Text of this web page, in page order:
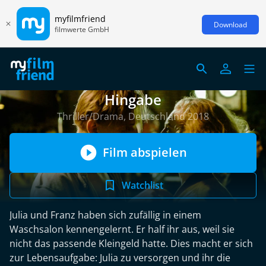
myfilmfriend
filmwerte GmbH Download
Hingabe
Thriller/Drama, Deutschland 2018
Film abspielen
Watchlist
Julia und Franz haben sich zufällig in einem
Waschsalon kennengelernt. Er half ihr aus, weil sie
nicht das passende Kleingeld hatte. Dies macht er sich
zur Lebensaufgabe: Julia zu versorgen und ihr die